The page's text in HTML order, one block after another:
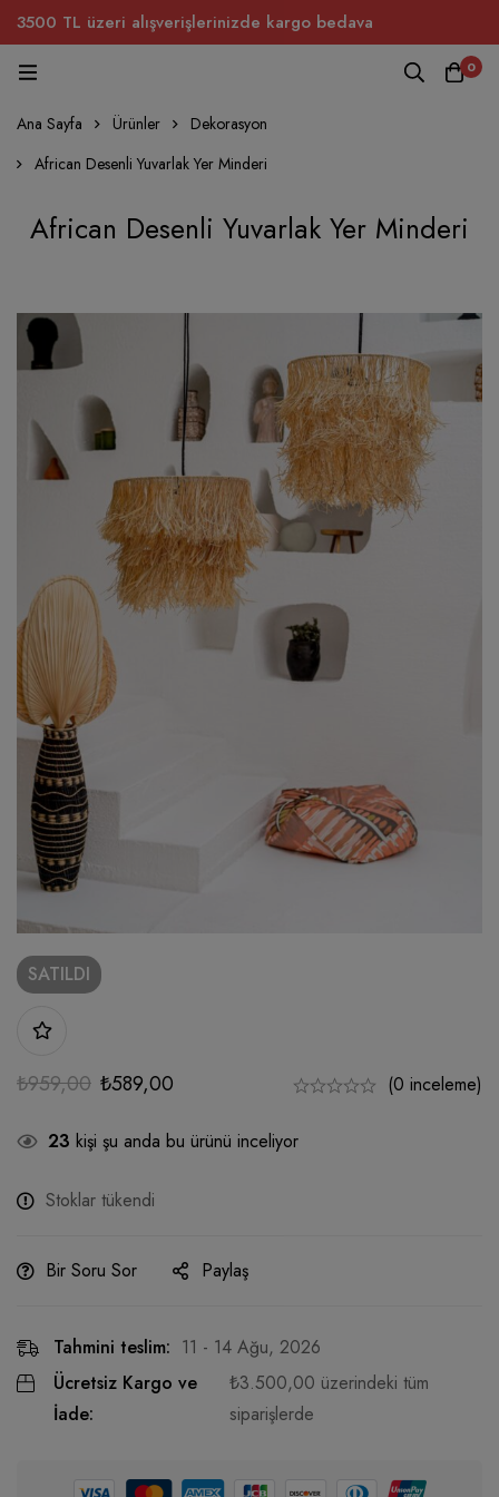
3500 TL üzeri alışverişlerinizde kargo bedava
0
Ana Sayfa Ürünler
Dekorasyon
African Desenli Yuvarlak Yer Minderi
African Desenli Yuvarlak Yer Minderi
SATILDI
₺959,00 ₺589,00 (0 inceleme)
23 kişi şu anda bu ürünü inceliyor
Stoklar tükendi
Bir Soru Sor Paylaş
Tahmini teslim: 11 - 14 Ağu, 2026
Ücretsiz Kargo ve
İade:
₺3.500,00 üzerindeki tüm
siparişlerde